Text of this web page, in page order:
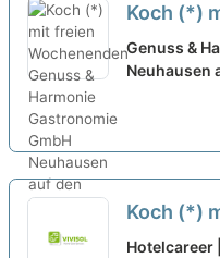
Koch (*)
neu
Genuss &
Neuhausen
Koch (*)
in
Hotelcareer